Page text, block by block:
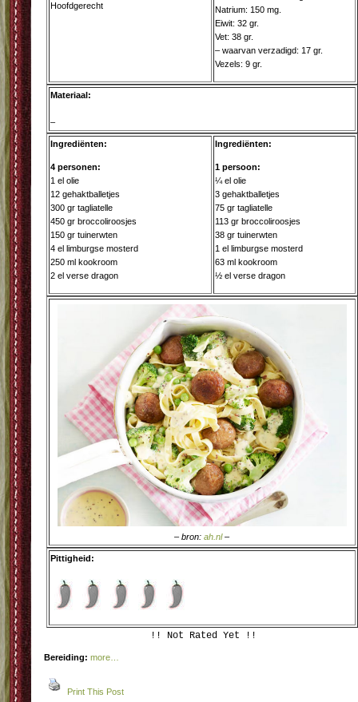
Hoofdgerecht
Natrium: 150 mg.
Eiwit: 32 gr.
Vet: 38 gr.
– waarvan verzadigd: 17 gr.
Vezels: 9 gr.
Materiaal:
–
Ingrediënten:
4 personen:
1 el olie
12 gehaktballetjes
300 gr tagliatelle
450 gr broccoliroosjes
150 gr tuinerwten
4 el limburgse mosterd
250 ml kookroom
2 el verse dragon
Ingrediënten:
1 persoon:
¼ el olie
3 gehaktballetjes
75 gr tagliatelle
113 gr broccoliroosjes
38 gr tuinerwten
1 el limburgse mosterd
63 ml kookroom
½ el verse dragon
– bron:ah.nl–
Pittigheid:
!! Not Rated Yet !!
Bereiding: more…
Print This Post